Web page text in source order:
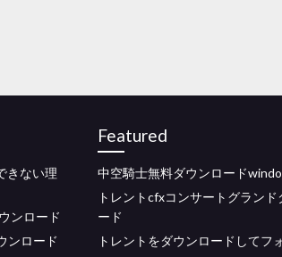
きない理
ンロード
ンロード
Featured
中空騎士無料ダウンロード
トレントcfxコンサートグランド
ード
トレントをダウンロードしてフ